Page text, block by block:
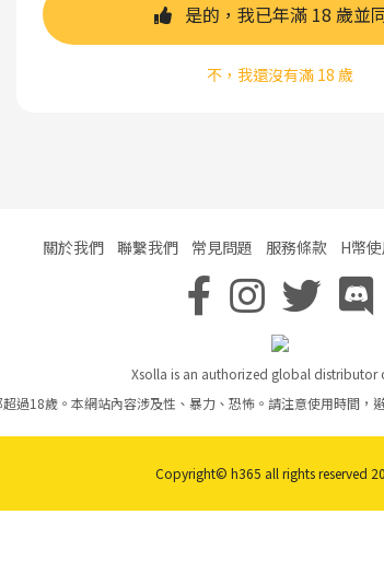
是的，我已年滿 18 歲並
不，我還沒有滿 18 歲
關於我們 聯繫我們 常見問題 服務條款 H幣
Xsolla is an authorized global distributor
過18歲。本網站內容涉及性、暴力、恐怖。請注意使用時間，
Copyright© h365 all rights reserved